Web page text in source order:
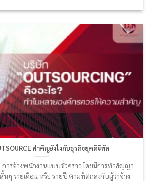
สำคัญยังไงกับธุรกิจยุคดิจิทัล
อ การจ้างพนักงานแบบชั่วคราว โดยมีการทำสัญญา
สั้นๆ รายเดือน หรือ รายปี ตามที่ตกลงกับผู้ว่าจ้าง